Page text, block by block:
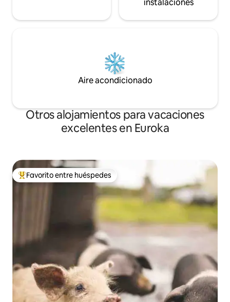
instalaciones
Aire acondicionado
Otros alojamientos para vacaciones
excelentes en Euroka
Favorito entre huéspedes preferido
Favorito entre huéspedes